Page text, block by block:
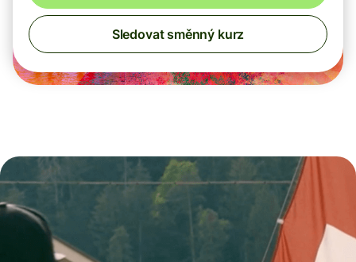
Sledovat směnný kurz